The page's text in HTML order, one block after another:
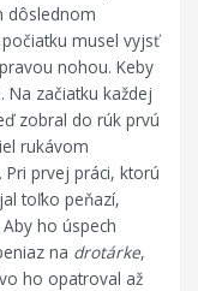
dôslednom
musel vyjsť
nohou. Keby
začiatku každej
zobral do rúk prvú
rukávom
prvej práci, ktorú
toľko peňazí,
ho úspech
na drotárke,
ho opatroval až